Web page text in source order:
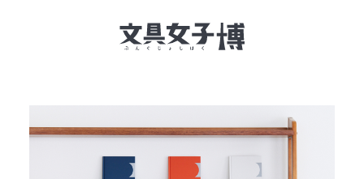
イベント一覧